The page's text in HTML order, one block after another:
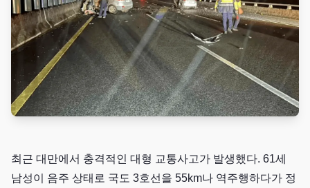
최근 대만에서 충격적인 대형 교통사고가 발생했다. 61세
남성이 음주 상태로 국도 3호선을 55km나 역주행하다가 정